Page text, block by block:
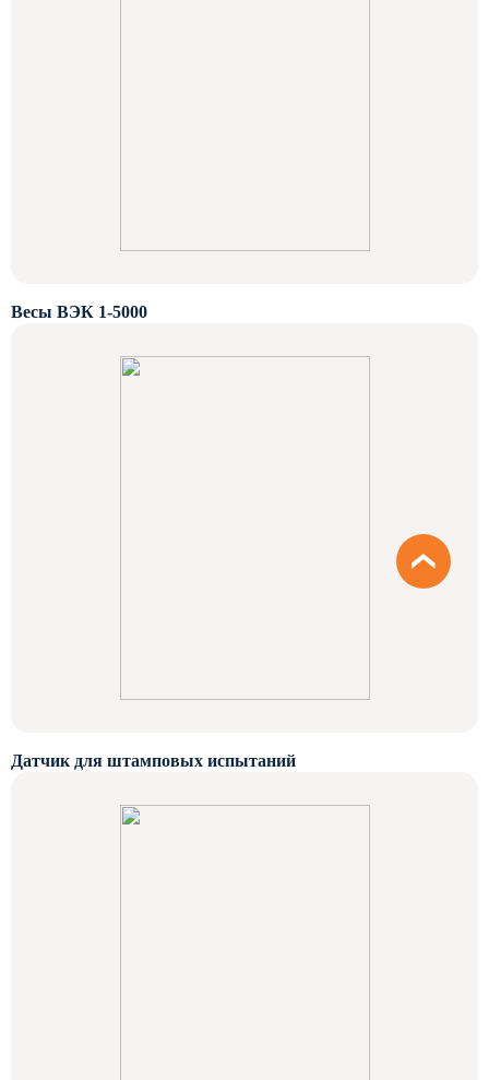
Весы ВЭК 1-5000
Датчик для штамповых испытаний